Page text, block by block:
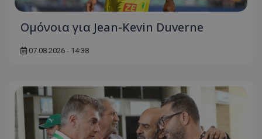
Ομόνοια για Jean-Kevin Duverne
07.08.2026 - 14:38